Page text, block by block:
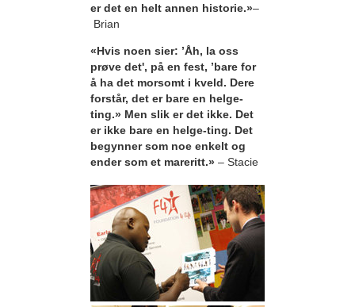
er det en helt annen historie.»–
Brian
«Hvis noen sier: ’Åh, la oss
prøve det', på en fest, ’bare for
å ha det morsomt i kveld. Dere
forstår, det er bare en helge-
ting.» Men slik er det ikke. Det
er ikke bare en helge-ting. Det
begynner som noe enkelt og
ender som et mareritt.» – Stacie